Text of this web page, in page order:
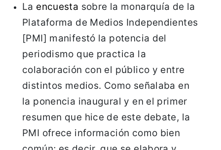
La encuesta sobre la monarquía de la
Plataforma de Medios Independientes
[PMI] manifestó la potencia del
periodismo que practica la
colaboración con el público y entre
distintos medios. Como señalaba en
la ponencia inaugural y en el primer
resumen que hice de este debate, la
PMI ofrece información como bien